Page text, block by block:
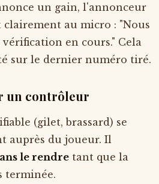
un gain, l'annonceur
clairement au micro : "Nous
en cours." Cela
sur le dernier numéro tiré.
un contrôleur
(gilet, brassard) se
auprès du joueur. Il
le rendre tant que la
terminée.